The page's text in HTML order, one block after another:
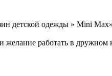
детской одежды » Mini
желание работать в